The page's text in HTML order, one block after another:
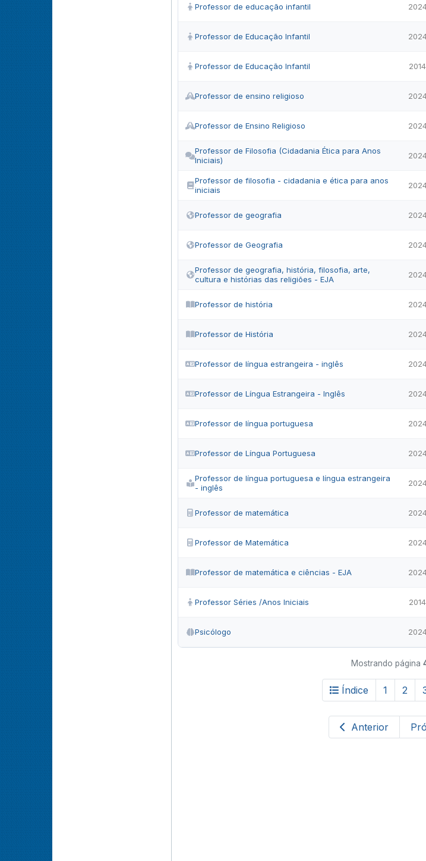
Professor de educação infantil
Professor de Educação Infantil
Professor de Educação Infantil 2014
Professor de ensino religioso
Professor de Ensino Religioso
Professor de Filosofia (Cidadania Ética para Anos
Iniciais)
Professor de filosofia - cidadania e ética para anos
iniciais
Professor de geografia
Professor de Geografia
Professor de geografia, história, filosofia, arte,
cultura e histórias das religiões - EJA
Professor de história
Professor de História
Professor de língua estrangeira - inglês
Professor de Língua Estrangeira - Inglês
Professor de língua portuguesa
Professor de Língua Portuguesa
Professor de língua portuguesa e língua estrangeira
- inglês
Professor de matemática
Professor de Matemática
Professor de matemática e ciências - EJA
Professor Séries /Anos Iniciais 2014
Psicólogo
Mostrando página
Índice 1 2
Anterior